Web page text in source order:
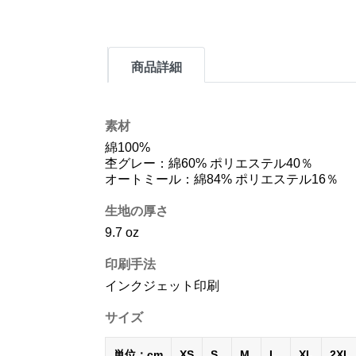
商品詳細
素材
綿100%
杢グレー：綿60% ポリエステル40％
オートミール：綿84% ポリエステル16％
生地の厚さ
9.7 oz
印刷手法
インクジェット印刷
サイズ